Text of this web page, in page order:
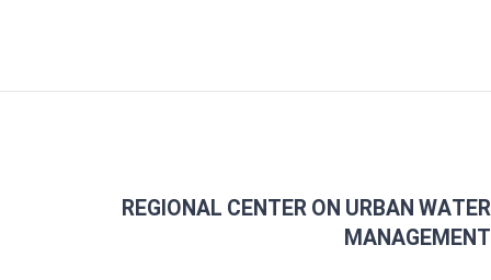
REGIONAL CENTER ON URBAN WATER
MANAGEMENT